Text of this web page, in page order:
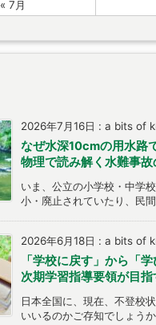
« 7月
2026年7月16日 : a bits of
なぜ水深10cmの用水路
物理で読み解く水難事
いま、公立の小学校・中学
小・廃止されていたり、民
2026年6月18日 : a bits of
「学校に戻す」から「
次期学習指導要領が目
日本全国に、現在、不登校
いいるのかご存知でしょう